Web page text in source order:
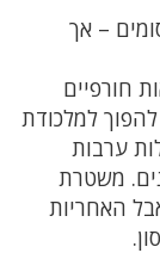
– אך
חורפיים
למלכודת
ערבות
משטרת
האחריות